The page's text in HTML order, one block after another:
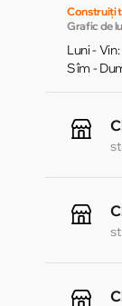
Construiți
Grafic de
Luni -
Sîm -